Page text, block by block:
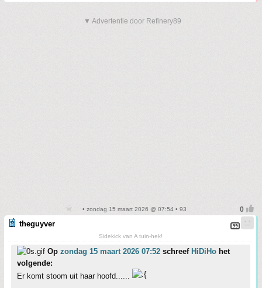
▼ Advertentie door Refinery89
• zondag 15 maart 2026 @ 07:54 • 93
theguyver
Sidekick van A tuin-hek!
Op zondag 15 maart 2026 07:52 schreef HiDiHo het
volgende:
Er komt stoom uit haar hoofd......